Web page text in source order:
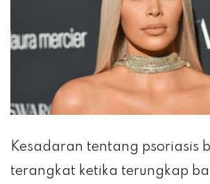
Kesadaran tentang psoriasis
terangkat ketika terungkap